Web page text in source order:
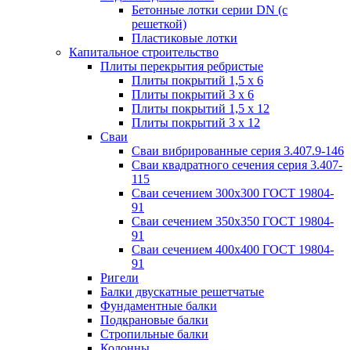
Бетонные лотки серии DN (с
решеткой)
Пластиковые лотки
Капитальное строительство
Плиты перекрытия ребристые
Плиты покрытий 1,5 x 6
Плиты покрытий 3 x 6
Плиты покрытий 1,5 x 12
Плиты покрытий 3 x 12
Сваи
Сваи вибрированные серия 3.407.9-146
Сваи квадратного сечения серия 3.407-
115
Сваи сечением 300х300 ГОСТ 19804-
91
Сваи сечением 350х350 ГОСТ 19804-
91
Сваи сечением 400х400 ГОСТ 19804-
91
Ригели
Балки двускатные решетчатые
Фундаментные балки
Подкрановые балки
Стропильные балки